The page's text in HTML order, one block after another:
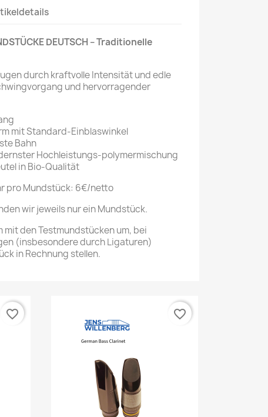
DEUTSCH – Traditionelle
durch kraftvolle Intensität und edle
und hervorragender
mit Standard-Einblaswinkel
Bahn
Hochleistungs-polymermischung
in Bio-Qualität
pro Mundstück: 6€/netto
wir jeweils nur ein Mundstück.
mit den Testmundstücken um, bei
(insbesondere durch Ligaturen)
in Rechnung stellen.
favorite_border favorite_border